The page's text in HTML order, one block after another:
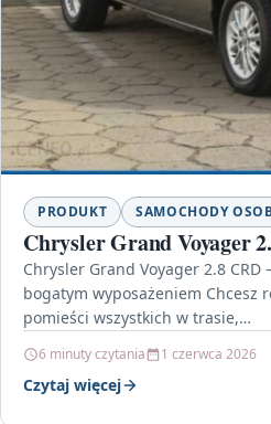
PRODUKT SAMOCHODY
Chrysler Grand Voyager
Chrysler Grand Voyager 2.8
bogatym wyposażeniem Chcesz
pomieści wszystkich w trasie,…
6 minuty czytania 1 czerwca 2026
Czytaj więcej